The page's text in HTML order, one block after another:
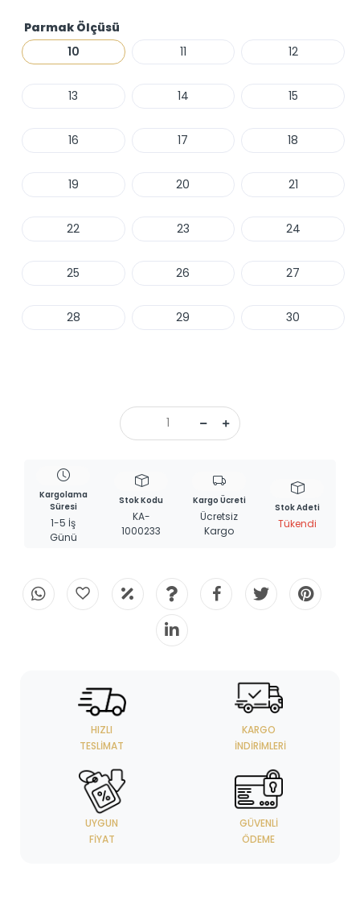
Parmak Ölçüsü
10
11 12
13 14 15
16 17 18
19 20 21
22 23 24
25 26 27
28 29 30
Kargolama
Süresi
1-5 İş
Günü
Stok Kodu
KA-
1000233
Kargo Ücreti
Ücretsiz
Kargo
Stok Adeti
Tükendi
HIZLI
TESLIMAT
KARGO
İNDIRIMLERI
UYGUN
FIYAT
GÜVENLI
ÖDEME